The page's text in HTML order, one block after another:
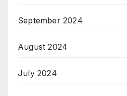
September 2024
August 2024
July 2024